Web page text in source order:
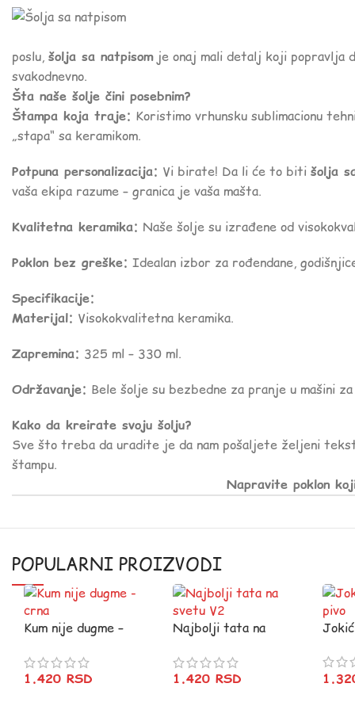
poslu, šolja sa natpisomje onaj mali detalj koji popravlja
svakodnevno.
Šta naše šolje čini posebnim?
Štampa koja traje: Koristimo vrhunsku sublimacionu
„stapa“ sa keramikom.
Potpuna personalizacija: Vi birate! Da li će to biti šolja
vaša ekipa razume – granica je vaša mašta.
Kvalitetna keramika: Naše šolje su izrađene od
Poklon bez greške: Idealan izbor za rođendane,
Specifikacije:
Materijal: Visokokvalitetna keramika.
Zapremina: 325 ml – 330 ml.
Održavanje: Bele šolje su bezbedne za pranje u mašini
Kako da kreirate svoju šolju?
Sve što treba da uradite je da nam pošaljete željeni
štampu.
Napravite poklon
POPULARNI PROIZVODI
Kum nije dugme –
1.420 RSD
Najbolji tata na
1.420RSD